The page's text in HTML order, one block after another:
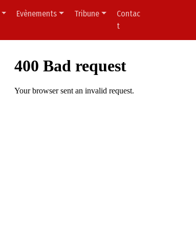
Evènements Tribune
Contac
t